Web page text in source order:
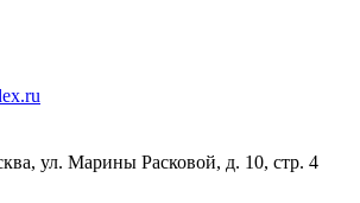
ул. Марины Расковой, д. 10, стр. 4